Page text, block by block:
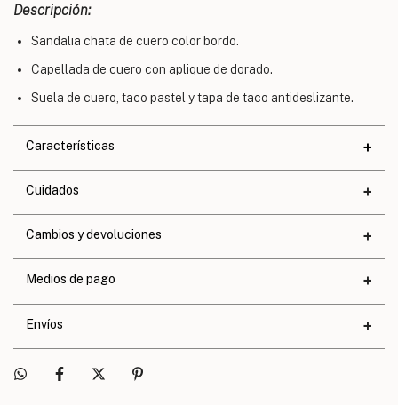
Descripción:
Sandalia chata de cuero color bordo.
Capellada de cuero con aplique de dorado.
Suela de cuero, taco pastel y tapa de taco antideslizante.
Características
Cuero
Altura de taco
1,6 cm.
Altura de base
0,8 cm.
Calce
Exacto
Cuidados
Cambios y devoluciones
Medios de pago
Envíos